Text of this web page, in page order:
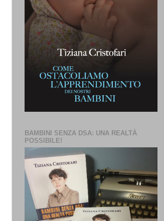
BAMBINI SENZA DSA: UNA REALTÀ
POSSIBILE!